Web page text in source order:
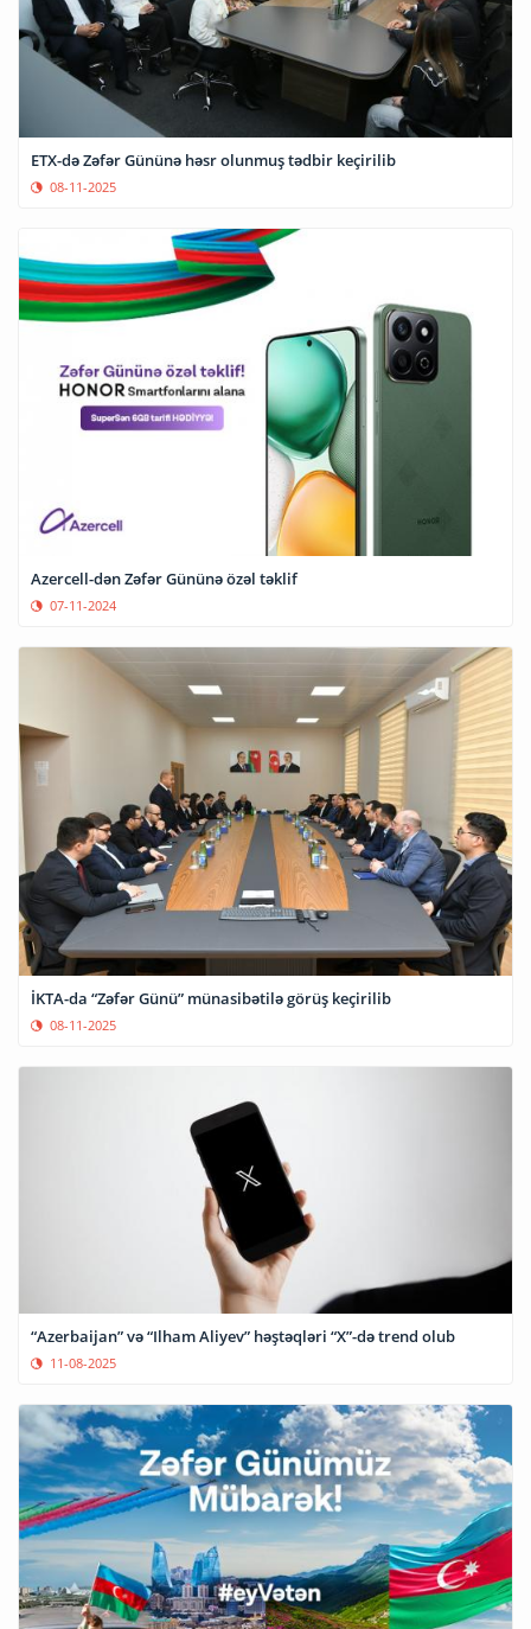
ETX-də Zəfər Gününə həsr olunmuş tədbir keçirilib
08-11-2025
Azercell-dən Zəfər Gününə özəl təklif
07-11-2024
İKTA-da “Zəfər Günü” münasibətilə görüş keçirilib
08-11-2025
“Azerbaijan” və “Ilham Aliyev” həştəqləri “X”-də trend olub
11-08-2025